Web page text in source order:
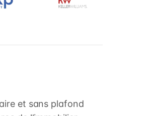
et sans plafond